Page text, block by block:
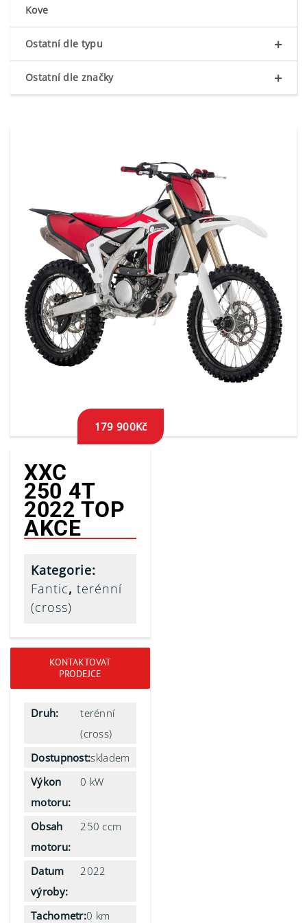
XXC
250 4T
2022 TOP
AKCE
179 900Kč
Kategorie:
Fantic, terénní
(cross)
KONTAKTOVAT
PRODEJCE
Druh:
terénní
(cross)
Dostupnost:skladem
Výkon
motoru:
0 kW
Obsah
motoru:
250 ccm
Datum
výroby:
2022
Tachometr:0 km
Kove
+
Ostatní dle typu
+
Ostatní dle značky